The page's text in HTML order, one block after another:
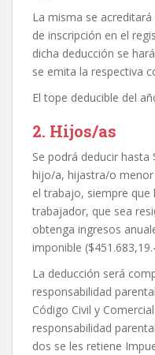
La misma se
de inscripción en el
dicha deducción se
se emita la respectiva
El tope deducible del
2. Hijos/as
Se podrá deducir hasta
hijo/a, hijastra/o
el trabajo, siempre que
trabajador, que sea
obtenga ingresos
imponible
La deducción será
responsabilidad
Código Civil y
responsabilidad
dos se les retiene